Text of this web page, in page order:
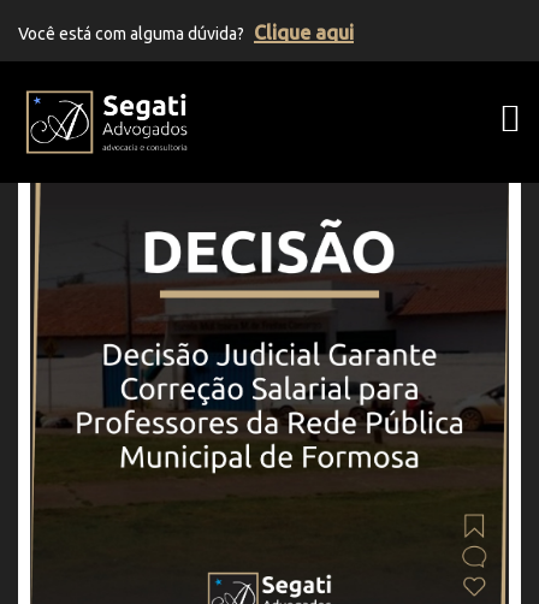
Você está com alguma dúvida? Clique aqui